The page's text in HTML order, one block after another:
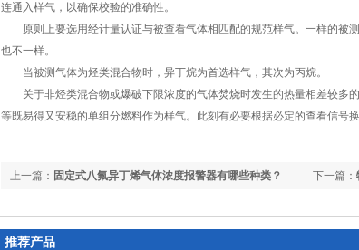
连通入样气，以确保校验的准确性。
原则上要选用经计量认证与被查看气体相匹配的规范样气。一样的被
也不一样。
当被测气体为烃类混合物时，异丁烷为首选样气，其次为丙烷。
关于非烃类混合物或爆破下限浓度的气体焚烧时发生的热量相差较多
等既易得又安稳的单组分燃料作为样气。此刻有必要根据必定的查看信号
下一篇：
上一篇： 固定式八氟异丁烯气体浓度报警器有哪些种类？
推荐产品